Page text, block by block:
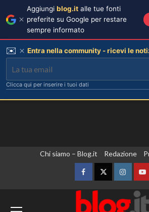
Chi siamo – Blog.it Redazione
FacebookTwitter
Aggiungi blog.it alle tue fonti
preferite su Google per restare
sempre informato
✉️ Entra nella community - ricevi le
Clicca qui per inserire i tuoi dati